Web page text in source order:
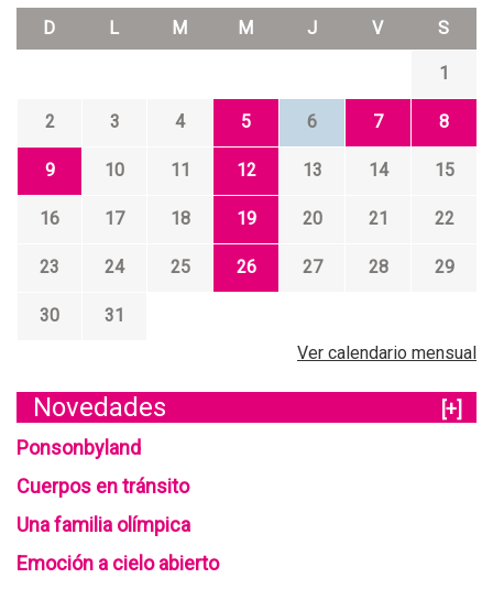
D L M M J V S
1
2 3 4 5 6 7 8
9 10 11 12 13 14 15
16 17 18 19 20 21 22
23 24 25 26 27 28 29
30
31
Ver calendario mensual
Novedades
[+]
Ponsonbyland
Cuerpos en tránsito
Una familia olímpica
Emoción a cielo abierto